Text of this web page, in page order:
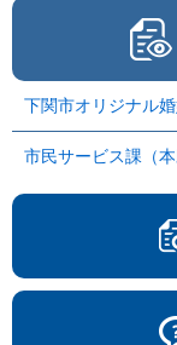
下関市オリジナル
市民サービス課（